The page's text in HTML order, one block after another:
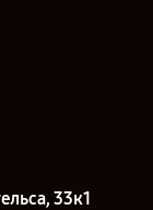
33к1